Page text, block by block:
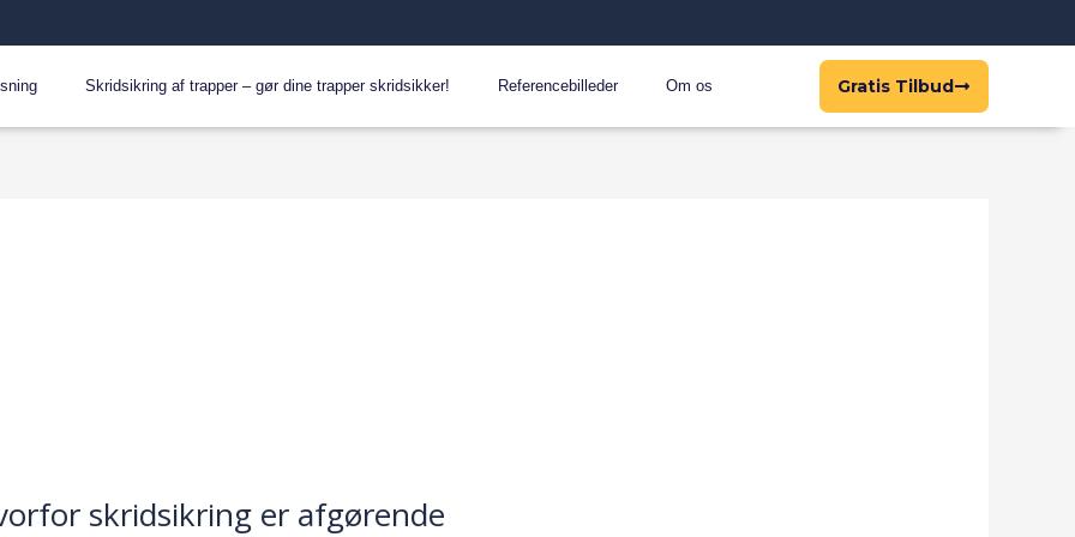
Skridsikring af trapper – gør dine trapper skridsikker! Referencebilleder Om os Gratis Tilbud
skridsikring er afgørende